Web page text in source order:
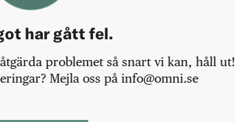
har gått fel.
problemet så snart vi kan, håll ut!
Mejla oss på info@omni.se